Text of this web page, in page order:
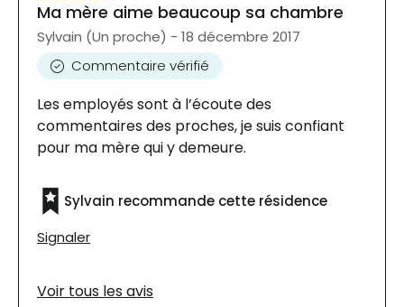
Ma mère aime beaucoup sa chambre
Sylvain (Un proche) - 18 décembre 2017
Commentaire vérifié
Les employés sont à l’écoute des
commentaires des proches, je suis confiant
pour ma mère qui y demeure.
Sylvain recommande cette résidence
Signaler
Voir tous les avis